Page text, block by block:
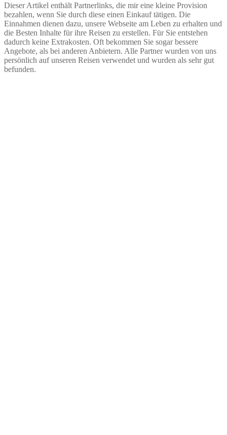
Dieser Artikel enthält Partnerlinks, die mir eine kleine Provision
bezahlen, wenn Sie durch diese einen Einkauf tätigen. Die
Einnahmen dienen dazu, unsere Webseite am Leben zu erhalten und
die Besten Inhalte für ihre Reisen zu erstellen. Für Sie entstehen
dadurch keine Extrakosten. Oft bekommen Sie sogar bessere
Angebote, als bei anderen Anbietern. Alle Partner wurden von uns
persönlich auf unseren Reisen verwendet und wurden als sehr gut
befunden.